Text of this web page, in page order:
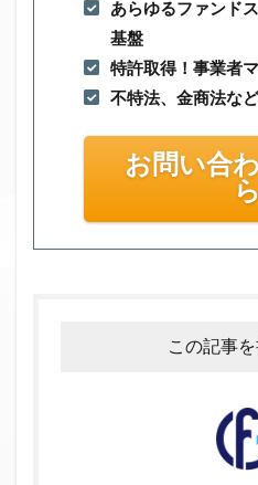
あらゆるファンド
基盤
特許取得！事業者
不特法、金商法な
お問い合
ら
この記事